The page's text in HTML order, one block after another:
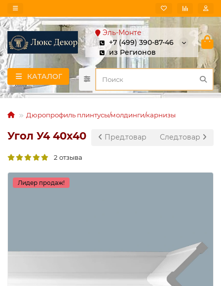
Эль-Монте
+7 (499) 390-87-46
из Регионов
КАТАЛОГ
Дюропрофиль плинтусы/молдинги/карнизы
Пред.товар След.товар
Угол У4 40x40
2 отзыва
Лидер продаж!